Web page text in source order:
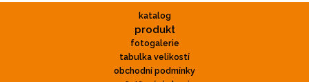
katalog
produkt
fotogalerie
tabulka velikostí
obchodní podmínky